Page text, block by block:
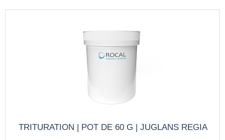
TRITURATION | POT DE 60 G | JUGLANS REGIA